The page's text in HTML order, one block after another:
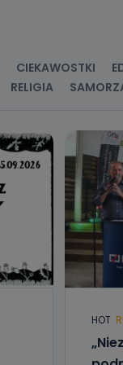
adres
oraz
Można to
CIEKAWOSTKI
RELIGIA
HOT